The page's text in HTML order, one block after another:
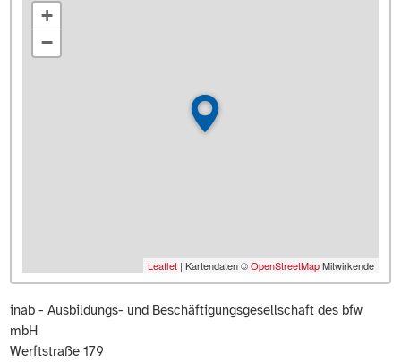
+
−
Leaflet | Kartendaten ©OpenStreetMapMitwirkende
inab - Ausbildungs- und Beschäftigungsgesellschaft des bfw
mbH
Werftstraße 179